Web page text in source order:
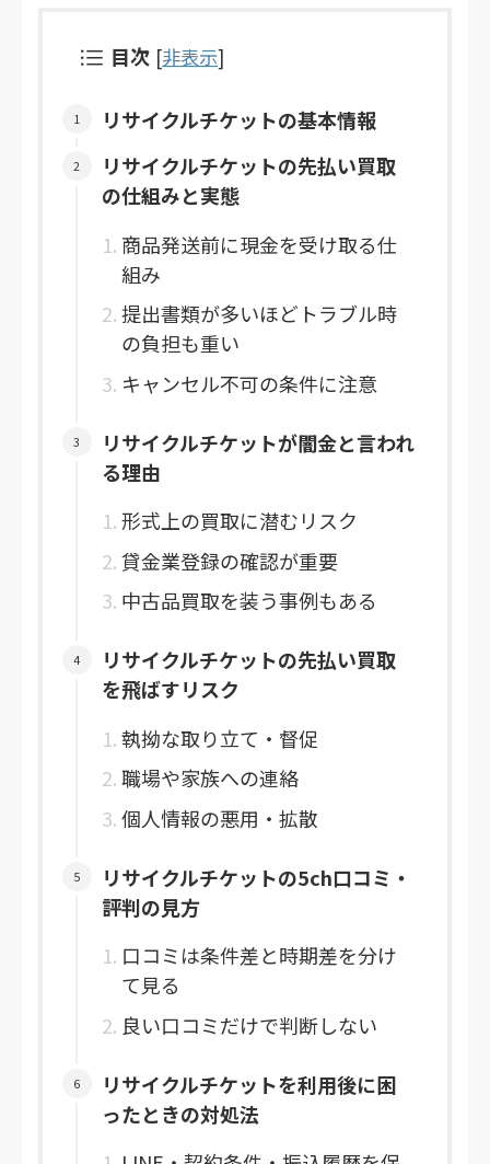
目次 [非表示]
リサイクルチケットの基本情報
リサイクルチケットの先払い買取
の仕組みと実態
商品発送前に現金を受け取る仕
組み
提出書類が多いほどトラブル時
の負担も重い
キャンセル不可の条件に注意
リサイクルチケットが闇金と言われ
る理由
形式上の買取に潜むリスク
貸金業登録の確認が重要
中古品買取を装う事例もある
リサイクルチケットの先払い買取
を飛ばすリスク
執拗な取り立て・督促
職場や家族への連絡
個人情報の悪用・拡散
リサイクルチケットの5ch口コミ・
評判の見方
口コミは条件差と時期差を分け
て見る
良い口コミだけで判断しない
リサイクルチケットを利用後に困
ったときの対処法